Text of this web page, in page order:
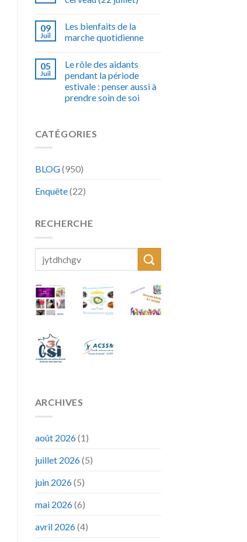
09
Juil
Les bienfaits de la
marche quotidienne
05
Juil
Le rôle des aidants
pendant la période
estivale : penser aussi à
prendre soin de soi
CATÉGORIES
BLOG(950)
Enquête(22)
RECHERCHE
ARCHIVES
août 2026(1)
juillet 2026(5)
juin 2026(5)
mai 2026(6)
avril 2026(4)